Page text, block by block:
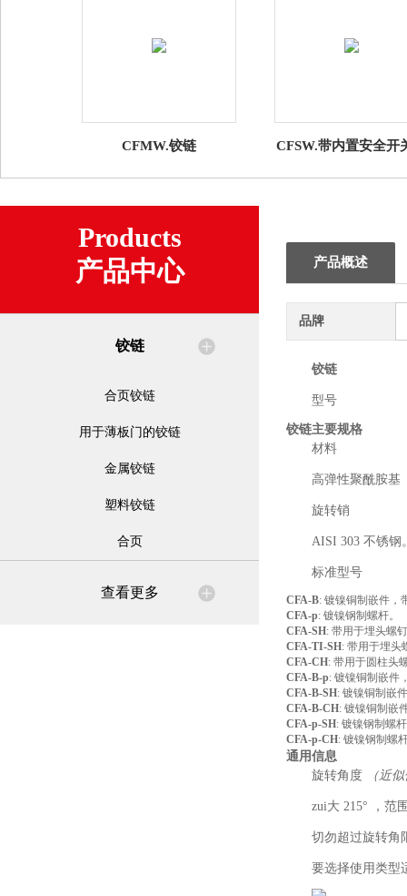
CFMW.铰链
CFSW.带内置安全开
Products
产品中心
铰链
合页铰链
用于薄板门的铰链
金属铰链
塑料铰链
合页
查看更多
产品概述
品牌
铰链
型号
铰链主要规格
材料
高弹性聚酰胺基
旋转销
AISI 303 不锈钢
标准型号
CFA-B: 镀镍铜制嵌件，
CFA-p: 镀镍钢制螺杆。
CFA-SH: 带用于埋头螺
CFA-TI-SH: 带用于埋头
CFA-CH: 带用于圆柱头
CFA-B-p: 镀镍铜制嵌件
CFA-B-SH: 镀镍铜制嵌
CFA-B-CH: 镀镍铜制嵌
CFA-p-SH: 镀镍钢制螺
CFA-p-CH: 镀镍钢制螺
通用信息
旋转角度 （近
zui大 215° ，范
切勿超过旋转角
要选择使用类型